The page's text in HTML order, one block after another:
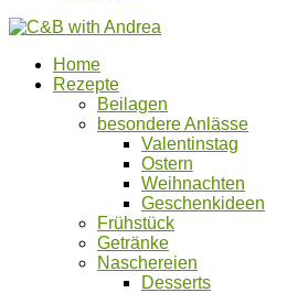
Home
Rezepte
Beilagen
besondere Anlässe
Valentinstag
Ostern
Weihnachten
Geschenkideen
Frühstück
Getränke
Naschereien
Desserts